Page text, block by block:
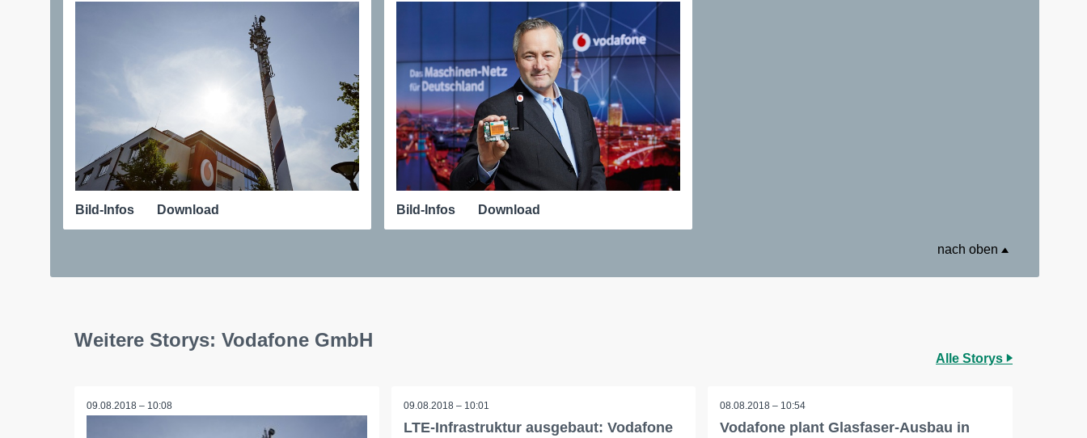
Bild-Infos Download Bild-Infos Download
nach oben
Weitere Storys: Vodafone GmbH
Alle Storys
09.08.2018 – 10:08 09.08.2018 – 10:01
LTE-Infrastruktur ausgebaut: Vodafone
08.08.2018 – 10:54
Vodafone plant Glasfaser-Ausbau in